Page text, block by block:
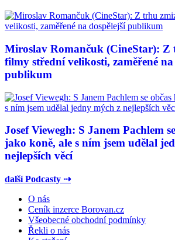
Miroslav Romančuk (CineStar): Z
filmy střední velikosti, zaměřené na
publikum
Josef Viewegh: S Janem Pachlem
jako koně, ale s ním jsem udělal
nejlepších věcí
další Podcasty ⇢
O nás
Ceník inzerce Borovan.cz
Všeobecné obchodní podmínky
Řekli o nás